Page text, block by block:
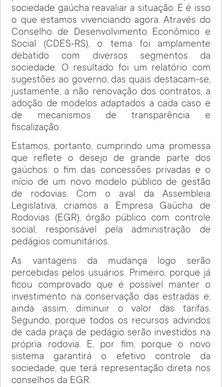
sociedade gaúcha reavaliar a situação. E é isso
o que estamos vivenciando agora. Através do
Conselho de Desenvolvimento Econômico e
Social (CDES-RS), o tema foi amplamente
debatido com diversos segmentos da
sociedade. O resultado foi um relatório com
sugestões ao governo, das quais destacam-se,
justamente, a não renovação dos contratos, a
adoção de modelos adaptados a cada caso e
de mecanismos de transparência e
fiscalização.
Estamos, portanto, cumprindo uma promessa
que reflete o desejo de grande parte dos
gaúchos: o fim das concessões privadas e o
início de um novo modelo público de gestão
de rodovias. Com o aval da Assembleia
Legislativa, criamos a Empresa Gaúcha de
Rodovias (EGR), órgão público com controle
social, responsável pela administração de
pedágios comunitários.
As vantagens da mudança logo serão
percebidas pelos usuários. Primeiro, porque já
ficou comprovado que é possível manter o
investimento na conservação das estradas e,
ainda assim, diminuir o valor das tarifas.
Segundo, porque todos os recursos advindos
de cada praça de pedágio serão investidos na
própria rodovia. E, por fim, porque o novo
sistema garantirá o efetivo controle da
sociedade, que terá representação direta nos
conselhos da EGR.